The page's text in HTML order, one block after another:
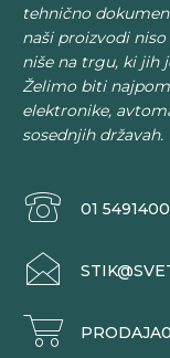
tehnično
naši proizvodi
niše na trgu, ki jih
Želimo biti
elektronike,
sosednjih državah.
01 5491400